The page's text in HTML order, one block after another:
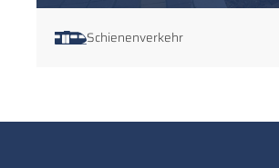
Schienenverkehr